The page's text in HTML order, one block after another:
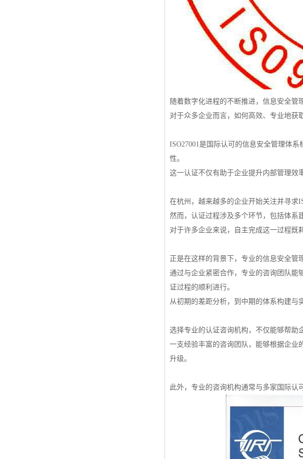
随着数字化进程的不断推进，信息安全管
对于众多企业而言，如何高效、专业地获
ISO27001是国际认可的信息安全管理体
性。
这一认证不仅有助于企业提升内部管理效
在杭州，越来越多的企业开始关注并寻求
然而，认证过程涉及多个环节，包括体系
对于许多企业来说，自主完成这一过程既
正是在这样的背景下，专业的信息安全管
通过与企业紧密合作，专业的咨询团队能
证过程的顺利进行。
从初期的差距分析，到中期的体系构建与
选择专业的认证咨询机构，不仅能够帮助
一支经验丰富的咨询团队，能够根据企业
升级。
此外，专业的咨询机构通常与多家国际认